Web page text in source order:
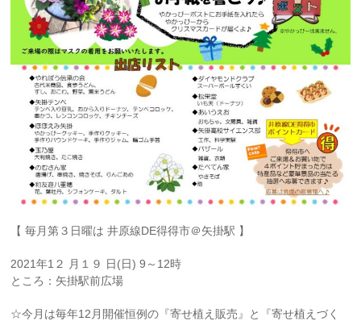
【 毎月第３日曜は 井原線DE得得市＠矢掛駅 】
2021年1２ 月１９ 日(日) 9～12時
ところ：矢掛駅前広場
☆今月は毎年12月開催恒例の『寄せ植え販売』と『寄せ植えづく